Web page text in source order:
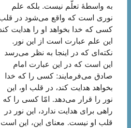
به واسطۀ تعلّم نیست. بلكه علم
نوری است كه واقع می‌شود در قلب
كسی كه خدا بخواهد او را هدایت كند.
این علم عبارت است از این نور.
نكته‌ای كه در اینجا به نظر می‌رسد
این است كه در این عبارت امام
صادق می‌فرمایند: كسی را كه خدا
بخواهد هدایت كند، در قلب او، این
نور را قرار می‌دهد. امّا كسی را كه
راهی برای هدایت ندارد، این نور در
قلب او نیست. معنای این، این است